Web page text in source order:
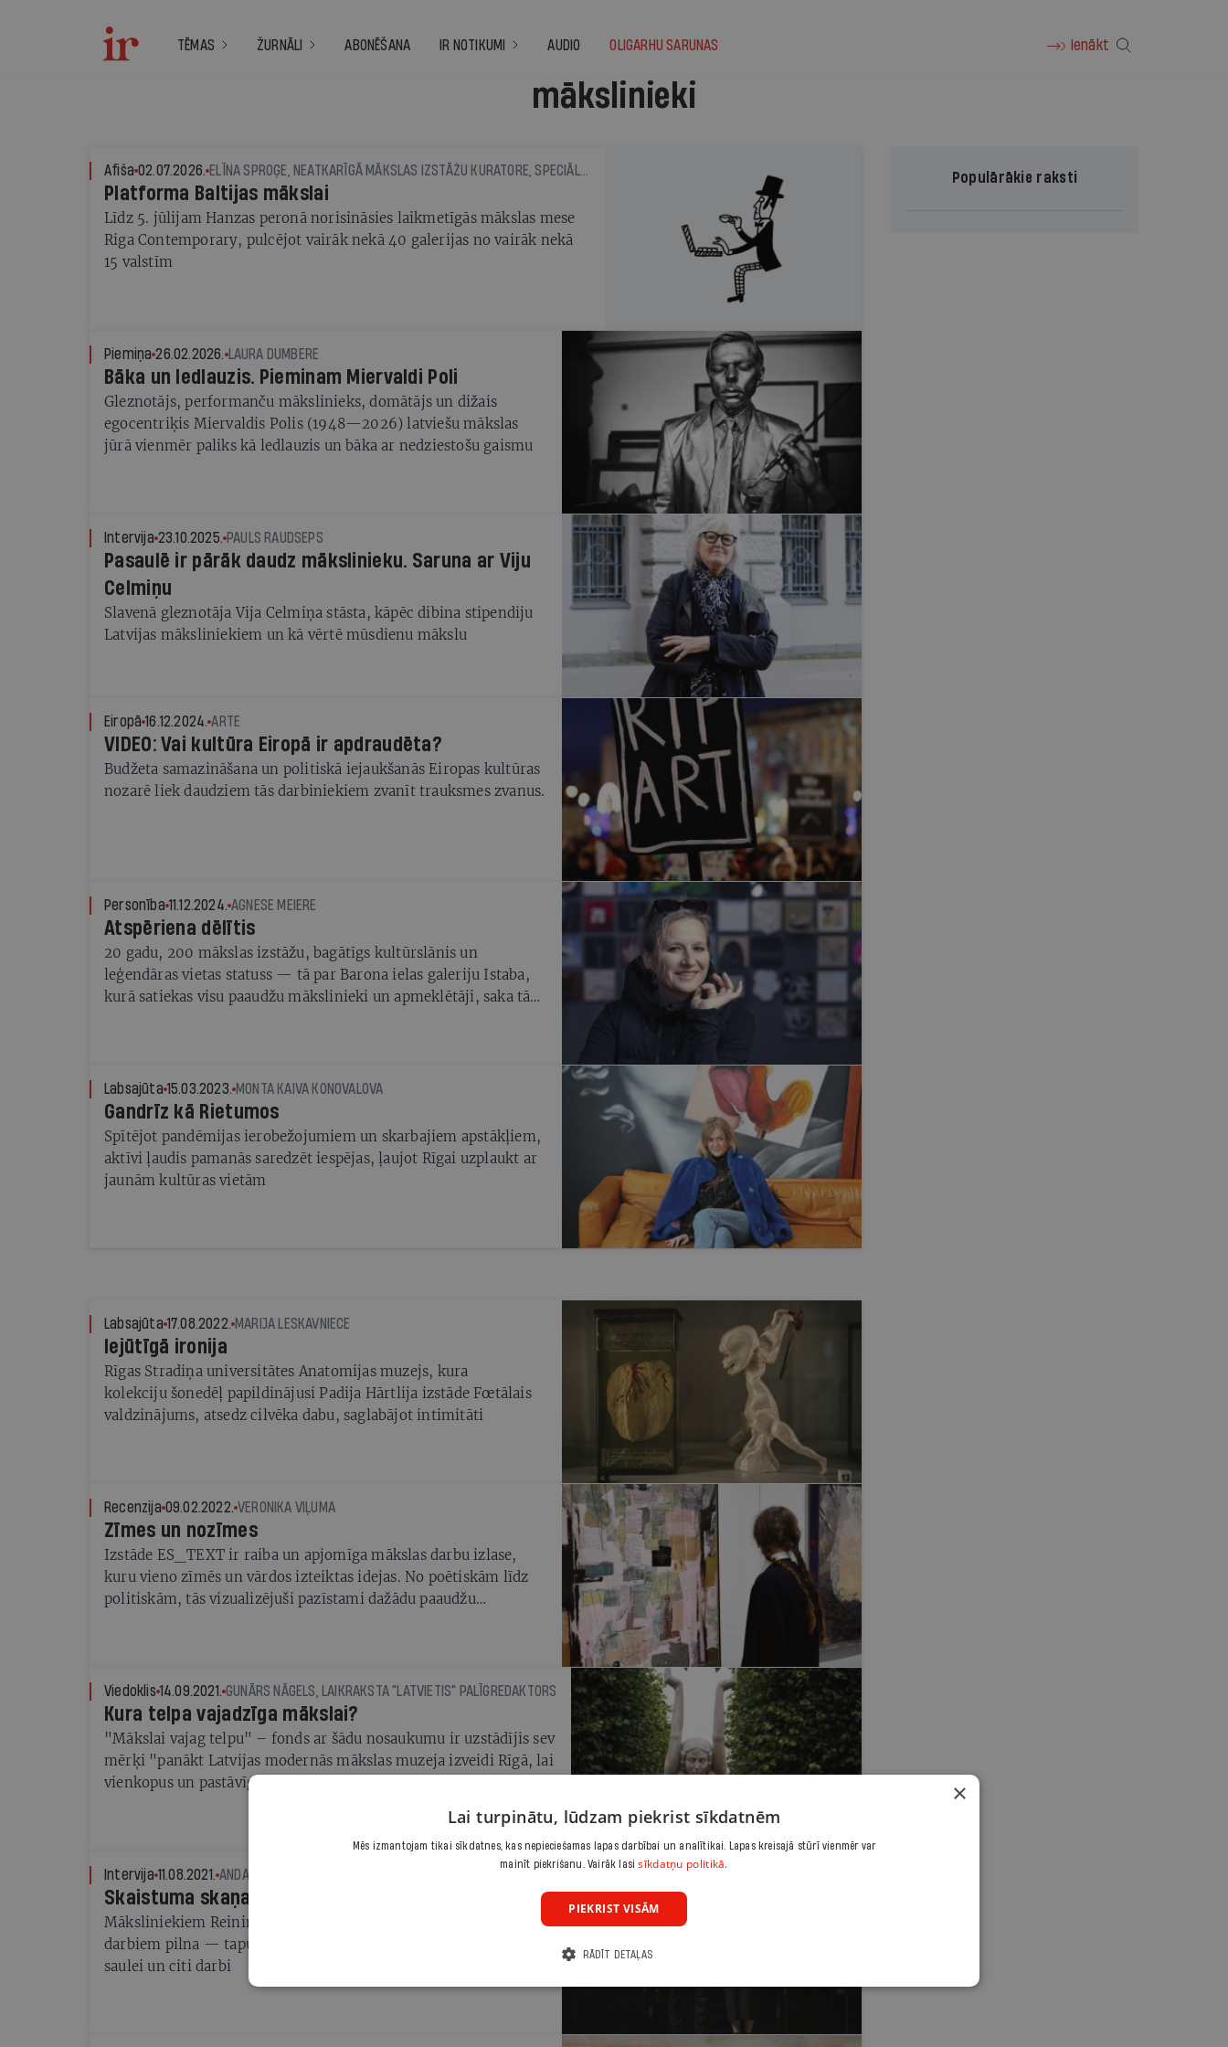
TĒMAS ŽURNĀLI ABONĒŠANA IR NOTIKUMI AUDIO OLIGARHU SARUNAS Ienākt
mākslinieki
Afiša 02.07.2026. ELĪNA SPROĢE, NEATKARĪGĀ MĀKSLAS IZSTĀŽU KURATORE, SPECIĀLI IR
Platforma Baltijas mākslai
Līdz 5. jūlijam Hanzas peronā norisināsies laikmetīgās mākslas mese
Riga Contemporary, pulcējot vairāk nekā 40 galerijas no vairāk nekā
15 valstīm
Piemiņa 26.02.2026. LAURA DUMBERE
Bāka un ledlauzis. Pieminam Miervaldi Poli
Gleznotājs, performanču mākslinieks, domātājs un dižais
egocentriķis Miervaldis Polis (1948—2026) latviešu mākslas
jūrā vienmēr paliks kā ledlauzis un bāka ar nedziestošu gaismu
Intervija 23.10.2025. PAULS RAUDSEPS
Pasaulē ir pārāk daudz mākslinieku. Saruna ar Viju
Celmiņu
Slavenā gleznotāja Vija Celmiņa stāsta, kāpēc dibina stipendiju
Latvijas māksliniekiem un kā vērtē mūsdienu mākslu
Eiropā 16.12.2024. ARTE
VIDEO: Vai kultūra Eiropā ir apdraudēta?
Budžeta samazināšana un politiskā iejaukšanās Eiropas kultūras
nozarē liek daudziem tās darbiniekiem zvanīt trauksmes zvanus.
Personība 11.12.2024. AGNESE MEIERE
Atspēriena dēlītis
20 gadu, 200 mākslas izstāžu, bagātīgs kultūrslānis un
leģendāras vietas statuss — tā par Barona ielas galeriju Istaba,
kurā satiekas visu paaudžu mākslinieki un apmeklētāji, saka tās
Labsajūta 15.03.2023. MONTA KAIVA KONOVALOVA
Gandrīz kā Rietumos
Spītējot pandēmijas ierobežojumiem un skarbajiem apstākļiem,
aktīvi ļaudis pamanās saredzēt iespējas, ļaujot Rīgai uzplaukt ar
jaunām kultūras vietām
Populārākie raksti
Labsajūta 17.08.2022. MARIJA LESKAVNIECE
Iejūtīgā ironija
Rīgas Stradiņa universitātes Anatomijas muzejs, kura
kolekciju šonedēļ papildinājusi Padija Hārtlija izstāde Fœtālais
valdzinājums, atsedz cilvēka dabu, saglabājot intimitāti
Recenzija 09.02.2022. VERONIKA VIĻUMA
Zīmes un nozīmes
Izstāde ES_TEXT ir raiba un apjomīga mākslas darbu izlase,
kuru vieno zīmēs un vārdos izteiktas idejas. No poētiskām līdz
politiskām, tās vizualizējuši pazīstami dažādu paaudžu
Viedoklis 14.09.2021. GUNĀRS NĀGELS, LAIKRAKSTA "LATVIETIS" PALĪGREDAKTORS
Kura telpa vajadzīga mākslai?
"Mākslai vajag telpu" – fonds ar šādu nosaukumu ir uzstādījis sev
mērķi "panākt Latvijas modernās mākslas muzeja izveidi Rīgā, lai
vienkopus un pastāvīgi izstādītu mākslas darbus, kas tapuši no
Intervija 11.08.2021. ANDA BURVE-ROZĪTE
Skaistuma skaņas
Māksliniekiem Reinim un Kristai Dzudzilo šī vasara ir radošiem
darbiem pilna — tapusi opera Tagadne, izstāde Pieskarties
saulei un citi darbi
×
Lai turpinātu, lūdzam piekrist sīkdatnēm
Mēs izmantojam tikai sīkdatnes, kas nepieciešamas lapas darbībai un analītikai. Lapas kreisajā stūrī vienmēr var
mainīt piekrišanu. Vairāk lasisīkdatņu politikā.
PIEKRIST VISĀM
RĀDĪT DETAĻAS